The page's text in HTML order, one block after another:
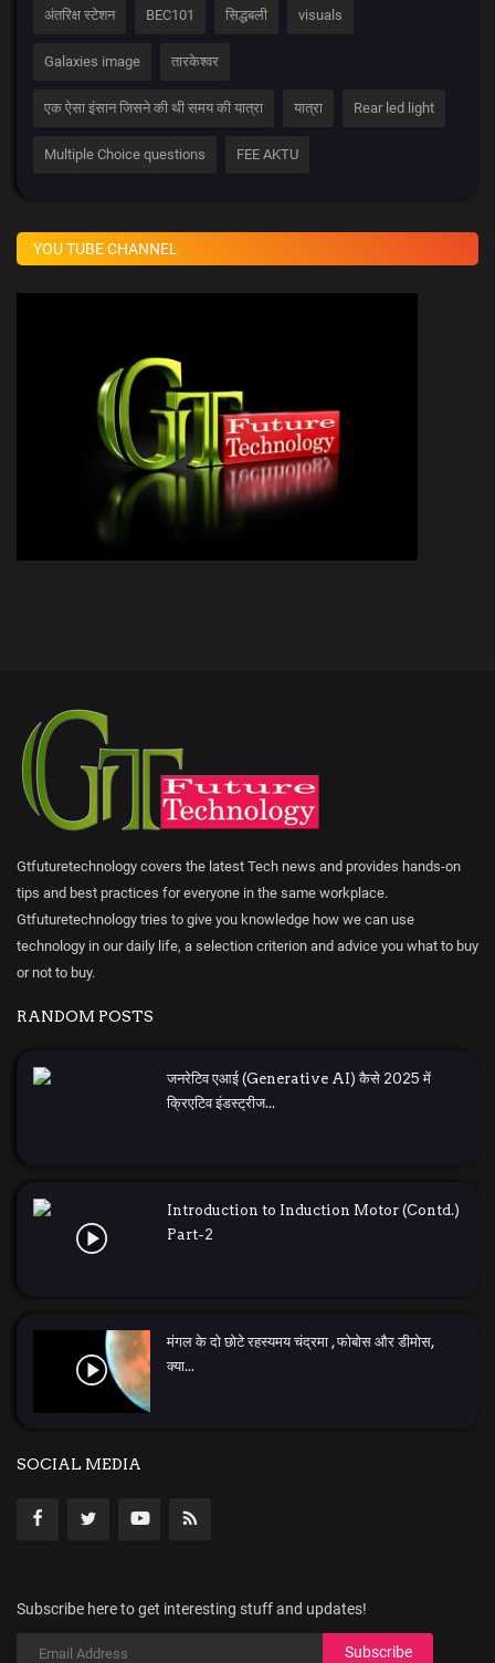
अंतरिक्ष स्टेशन BEC101 सिद्धबली visuals
Galaxies image तारकेश्वर
एक ऐसा इंसान जिसने की थी समय की यात्रा यात्रा Rear led light
Multiple Choice questions FEE AKTU
YOU TUBE CHANNEL
Gtfuturetechnology covers the latest Tech news and provides hands-on
tips and best practices for everyone in the same workplace.
Gtfuturetechnology tries to give you knowledge how we can use
technology in our daily life, a selection criterion and advice you what to buy
or not to buy.
RANDOM POSTS
जनरेटिव एआई (Generative AI) कैसे 2025 में
क्रिएटिव इंडस्ट्रीज...
Introduction to Induction Motor (Contd.)
Part-2
मंगल के दो छोटे रहस्यमय चंद्रमा , फोबोस और डीमोस,
क्या...
SOCIAL MEDIA
Subscribe here to get interesting stuff and updates!
Subscribe